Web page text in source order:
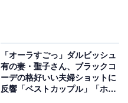
「オーラすごっ」ダルビッシュ
有の妻・聖子さん、ブラックコ
ーデの格好いい夫婦ショットに
反響「ベストカップル」「ホン